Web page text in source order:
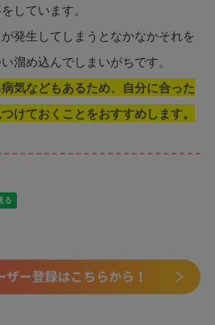
しています。
発生してしまうとなかなかそれを
溜め込んでしまいがちです。
気などもあるため、自分に合った
けておくことをおすすめします。